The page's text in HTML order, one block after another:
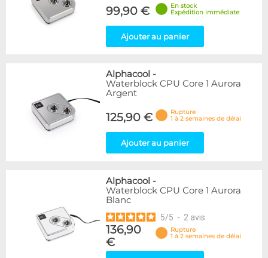
99,90 €
En stock
Expédition immédiate
Ajouter au panier
Alphacool -
Waterblock CPU Core 1 Aurora
Argent
125,90 €
Rupture
1 à 2 semaines de délai
Ajouter au panier
Alphacool -
Waterblock CPU Core 1 Aurora
Blanc
5/5 - 2 avis
136,90
€
Rupture
1 à 2 semaines de délai